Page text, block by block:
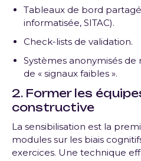
Tableaux de bord
informatisée, SITAC).
Check-lists de validation.
Systèmes anonymisés de
de « signaux faibles ».
2. Former les
constructive
La sensibilisation est la
modules sur les biais
exercices. Une technique